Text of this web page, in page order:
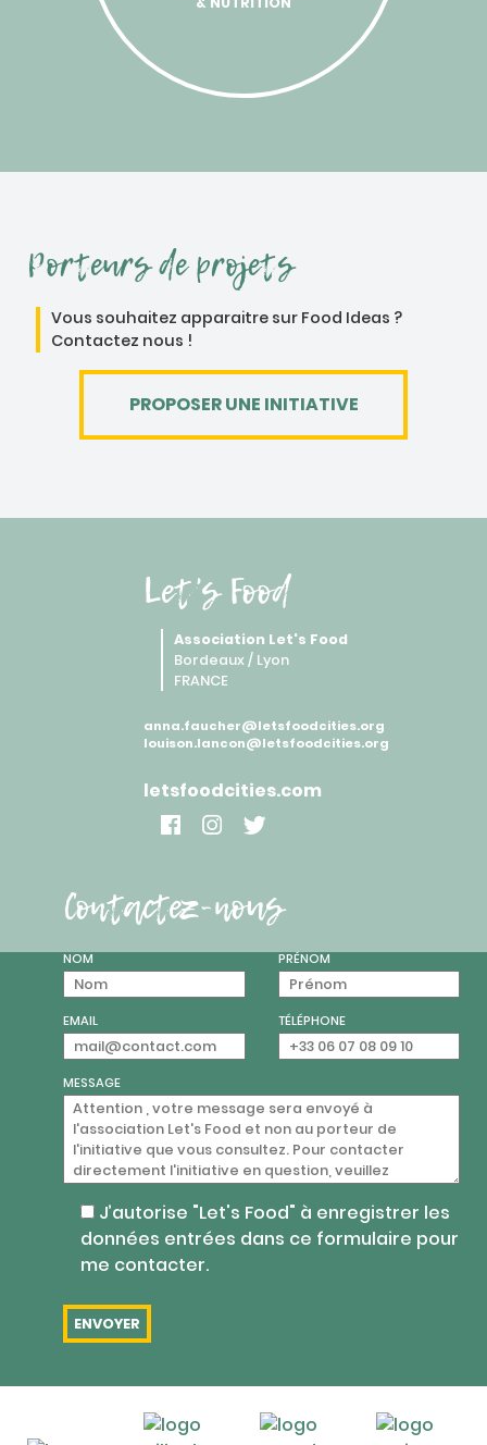
Porteurs de projets
Vous souhaitez apparaitre sur Food Ideas ?
Contactez nous !
PROPOSER UNE INITIATIVE
Let's Food
Association Let's Food
Bordeaux / Lyon
FRANCE
anna.faucher@letsfoodcities.org
louison.lancon@letsfoodcities.org
letsfoodcities.com
Contactez-nous
NOM PRÉNOM
EMAIL TÉLÉPHONE
MESSAGE
J’autorise "Let's Food" à enregistrer les
données entrées dans ce formulaire pour
me contacter.